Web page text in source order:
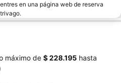
en una página web de reserva
máximo de ‎$ 228.195 hasta